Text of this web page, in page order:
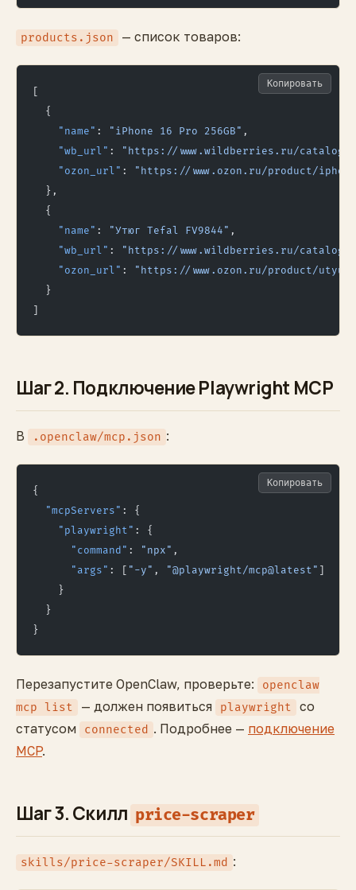
products.json — список товаров:
  {
    "name"
: "iPhone 16 Pro 256GB" ,
    "wb_url"
:
"https://www.wildberries.ru/catalog/
    "ozon_url"
:
"https://www.ozon.ru/product/
  },
  {
    "name"
: "Утюг Tefal FV9844" ,
    "wb_url"
:
"https://www.wildberries.ru/catalog/
    "ozon_url"
:
"https://www.ozon.ru/product/
  }
Копировать
Шаг 2. Подключение Playwright MCP
В .openclaw/mcp.json :
{
  "mcpServers"
: {
    "playwright"
: {
      "command"
: "npx" ,
      "args"
: [ "-y" , "@playwright/mcp@latest"
    }
  }
}
Копировать
Перезапустите OpenClaw, проверьте:
openclaw
mcp list
— должен появиться playwright
со
статусом
connected . Подробнее — подключение
MCP.
Шаг 3. Скилл price-scraper
skills/price-scraper/SKILL.md :